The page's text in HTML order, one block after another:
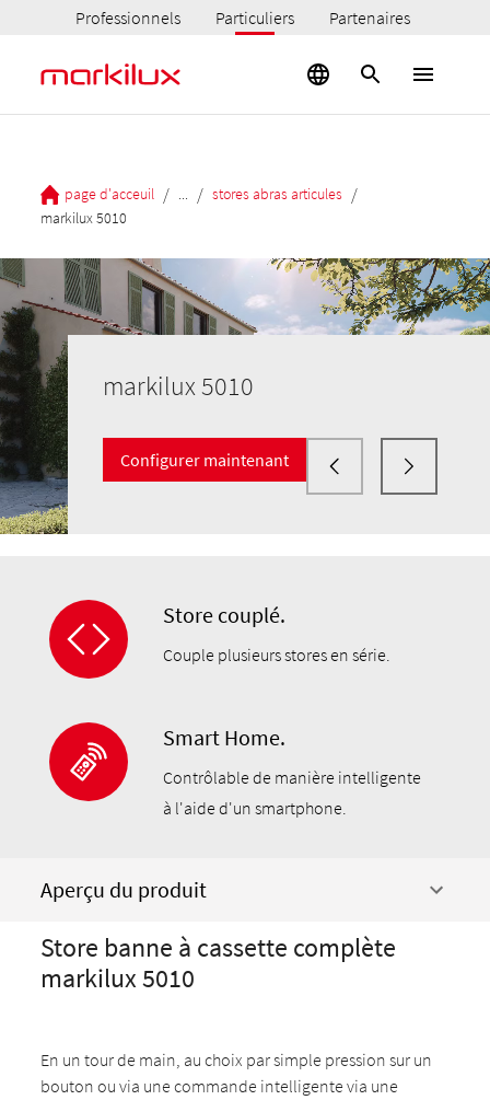
Professionnels Particuliers Partenaires
page d'acceuil / / stores abras articules /
markilux 5010
markilux 5010
Configurer maintenant
Store couplé.
Couple plusieurs stores en série.
Smart Home.
Contrôlable de manière intelligente
à l'aide d'un smartphone.
Aperçu du produit
Store banne à cassette complète
markilux 5010
En un tour de main, au choix par simple pression sur un
bouton ou via une commande intelligente via une